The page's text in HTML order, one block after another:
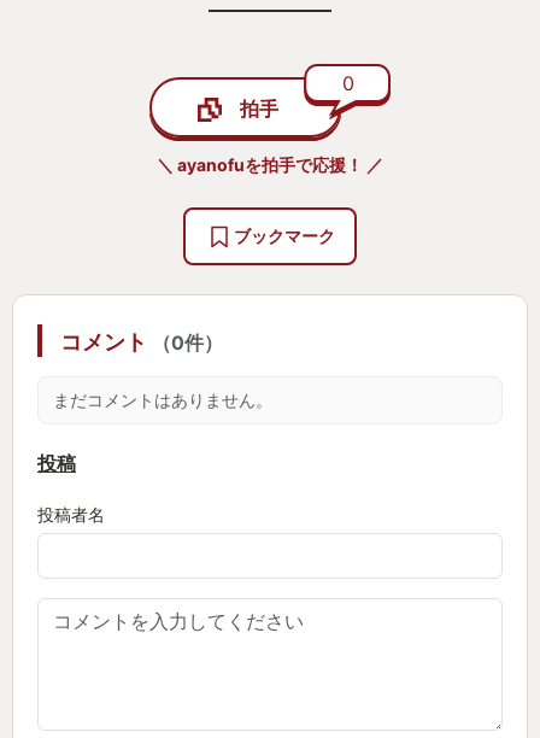
この難しさがメガテンっぽい気がするので嫌いじゃ
・新しい悪魔が欲しいから仲魔交渉！
会話が種族によってパターンが決まっているのです
新しい仲魔が欲しいので合体しては、
強い悪魔かどうかも大切ですか、好きかどうかも重
番楽しいです。
・うっかり死ぬ！コンティニュー無し！
拍手
0
＼ ayanofuを拍手で応援！ ／
ブックマーク
コメント （0件）
まだコメントはありません。
投稿
投稿者名